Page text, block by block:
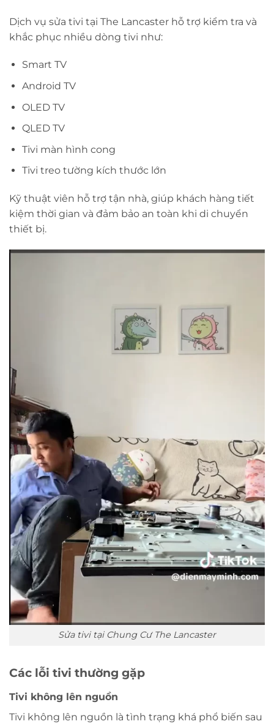
Dịch vụ sửa tivi tại The Lancaster hỗ trợ kiểm tra và
khắc phục nhiều dòng tivi như:
Smart TV
Android TV
OLED TV
QLED TV
Tivi màn hình cong
Tivi treo tường kích thước lớn
Kỹ thuật viên hỗ trợ tận nhà, giúp khách hàng tiết
kiệm thời gian và đảm bảo an toàn khi di chuyển
thiết bị.
Sửa tivi tại Chung Cư The Lancaster
Các lỗi tivi thường gặp
Tivi không lên nguồn
Tivi không lên nguồn là tình trạng khá phổ biến sau